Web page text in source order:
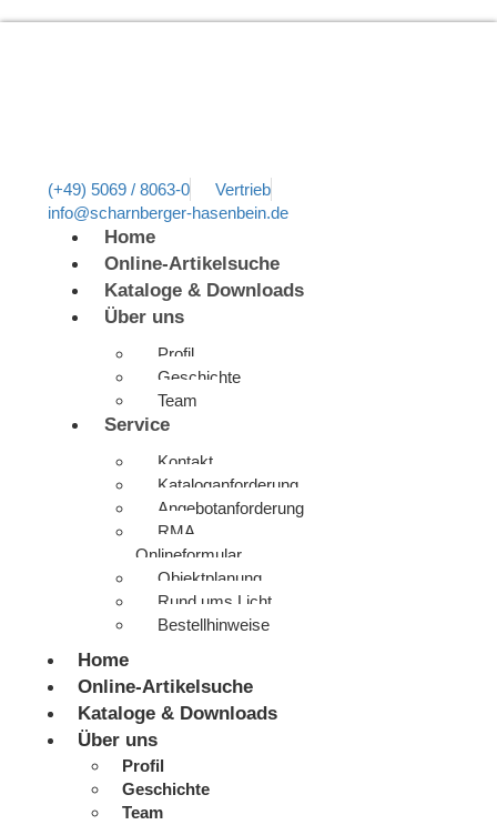
(+49) 5069 / 8063-0
Vertrieb
info@scharnberger-hasenbein.de
Home
Online-Artikelsuche
Kataloge & Downloads
Über uns
Profil
Geschichte
Team
Service
Kontakt
Kataloganforderung
Angebotanforderung
RMA
Onlineformular
Objektplanung
Rund ums Licht
Bestellhinweise
Home
Online-Artikelsuche
Kataloge & Downloads
Über uns
Profil
Geschichte
Team